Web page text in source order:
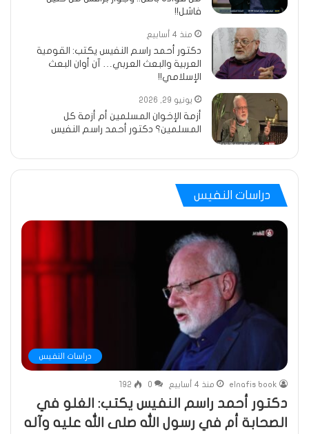
فاشل!!
منذ 4 أسابيع
دكتور أحمد راسم النفيس يكتب: القومية
العربية والبعث العربي… آن أوان البعث
الإسلامي!!
يونيو 29, 2026
أزمة الإخوان المسلمين أم أزمة كل
المسلمين؟ دكتور أحمد راسم النفيس
دراسات النفيس
دراسات النفيس
elnafis book منذ 4 أسابيع 0
192
دكتور أحمد راسم النفيس يكتب: الغلو في
الصحابة أم في رسول الله صلى الله عليه وآله